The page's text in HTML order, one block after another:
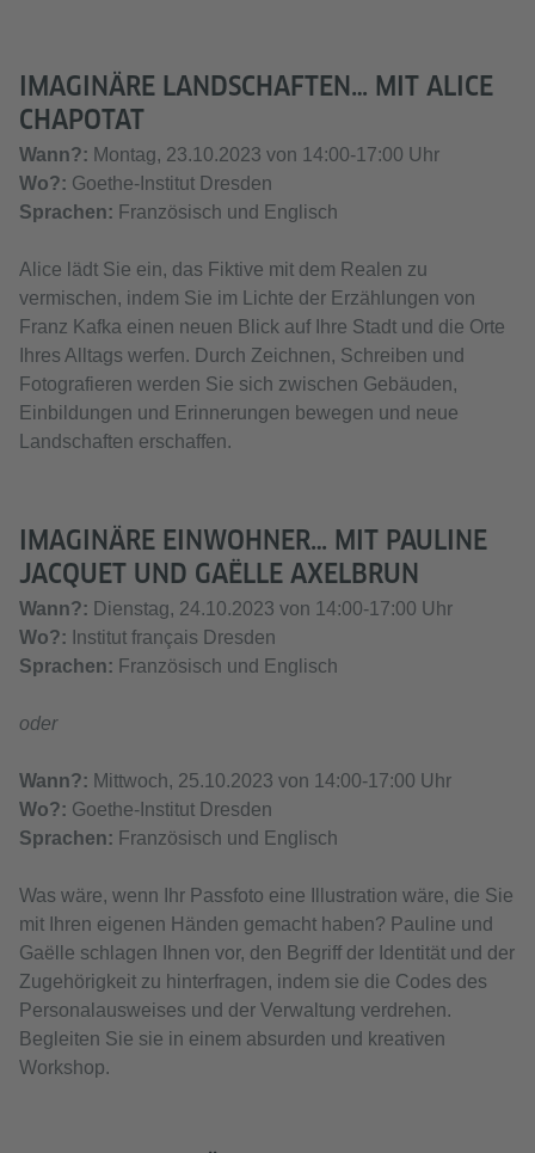
IMAGINÄRE LANDSCHAFTEN… MIT ALICE
CHAPOTAT
Wann?: Montag, 23.10.2023 von 14:00-17:00 Uhr
Wo?: Goethe-Institut Dresden
Sprachen: Französisch und Englisch
Alice lädt Sie ein, das Fiktive mit dem Realen zu
vermischen, indem Sie im Lichte der Erzählungen von
Franz Kafka einen neuen Blick auf Ihre Stadt und die Orte
Ihres Alltags werfen. Durch Zeichnen, Schreiben und
Fotografieren werden Sie sich zwischen Gebäuden,
Einbildungen und Erinnerungen bewegen und neue
Landschaften erschaffen.
IMAGINÄRE EINWOHNER… MIT PAULINE
JACQUET UND GAËLLE AXELBRUN
Wann?: Dienstag, 24.10.2023 von 14:00-17:00 Uhr
Wo?: Institut français Dresden
Sprachen: Französisch und Englisch
oder
Wann?: Mittwoch, 25.10.2023 von 14:00-17:00 Uhr
Wo?: Goethe-Institut Dresden
Sprachen: Französisch und Englisch
Was wäre, wenn Ihr Passfoto eine Illustration wäre, die Sie
mit Ihren eigenen Händen gemacht haben? Pauline und
Gaëlle schlagen Ihnen vor, den Begriff der Identität und der
Zugehörigkeit zu hinterfragen, indem sie die Codes des
Personalausweises und der Verwaltung verdrehen.
Begleiten Sie sie in einem absurden und kreativen
Workshop.